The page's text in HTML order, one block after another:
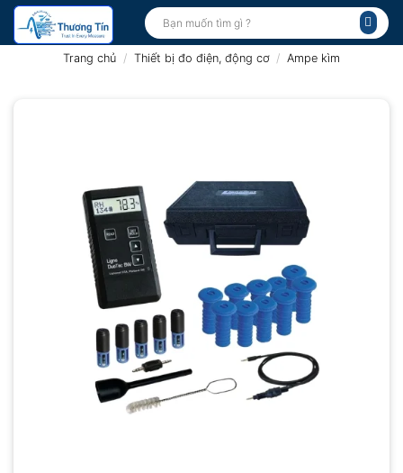
Bỏ
qua
Tìm
kiếm:
Trang chủ / Thiết bị đo điện, động cơ / Ampe kìm